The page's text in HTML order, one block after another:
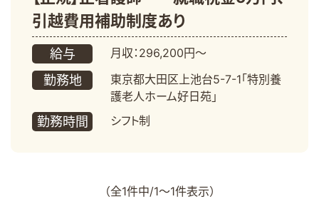
引越費用補助制度あり
給与 月収：296,200円～
勤務地
東京都大田区上池台5-7-1「特別養
護老人ホーム好日苑」
勤務時間 シフト制
（全1件中/1～1件表示）